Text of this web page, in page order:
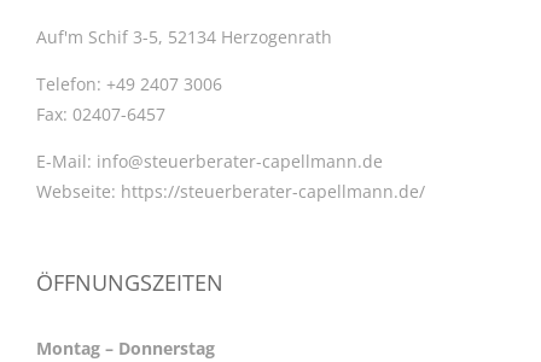
Auf'm Schif 3-5, 52134 Herzogenrath
Telefon: +49 2407 3006
Fax: 02407-6457
E-Mail: info@steuerberater-capellmann.de
Webseite: https://steuerberater-capellmann.de/
ÖFFNUNGSZEITEN
Montag – Donnerstag